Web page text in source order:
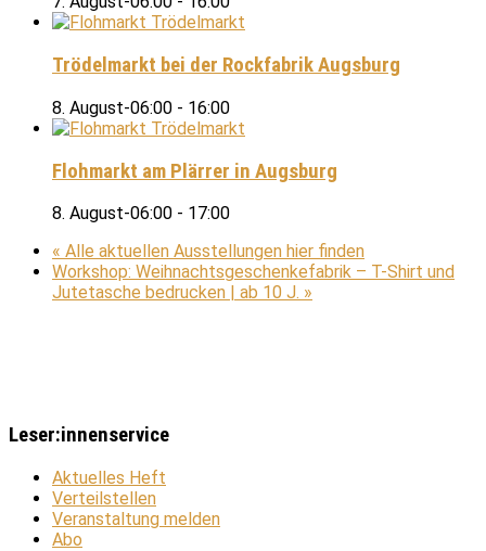
Trödelmarkt bei der Rockfabrik Augsburg
8. August-06:00 - 16:00
Flohmarkt am Plärrer in Augsburg
8. August-06:00 - 17:00
« Alle aktuellen Ausstellungen hier finden
Workshop: Weihnachtsgeschenkefabrik – T-Shirt und
Jutetasche bedrucken | ab 10 J. »
Leser:innenservice
Aktuelles Heft
Verteilstellen
Veranstaltung melden
Abo